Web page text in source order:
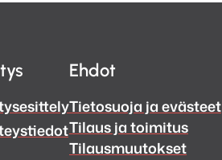
Ehdot
Tietosuoja ja evästeet
Tilaus ja toimitus
Tilausmuutokset